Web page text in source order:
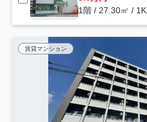
1階 / 27.30㎡ / 1K
賃貸マンション